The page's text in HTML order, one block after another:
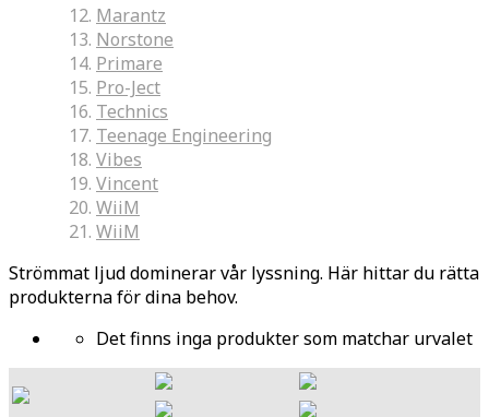
Marantz
Norstone
Primare
Pro-Ject
Technics
Teenage Engineering
Vibes
Vincent
WiiM
WiiM
Strömmat ljud dominerar vår lyssning. Här hittar du rätta
produkterna för dina behov.
Det finns inga produkter som matchar urvalet